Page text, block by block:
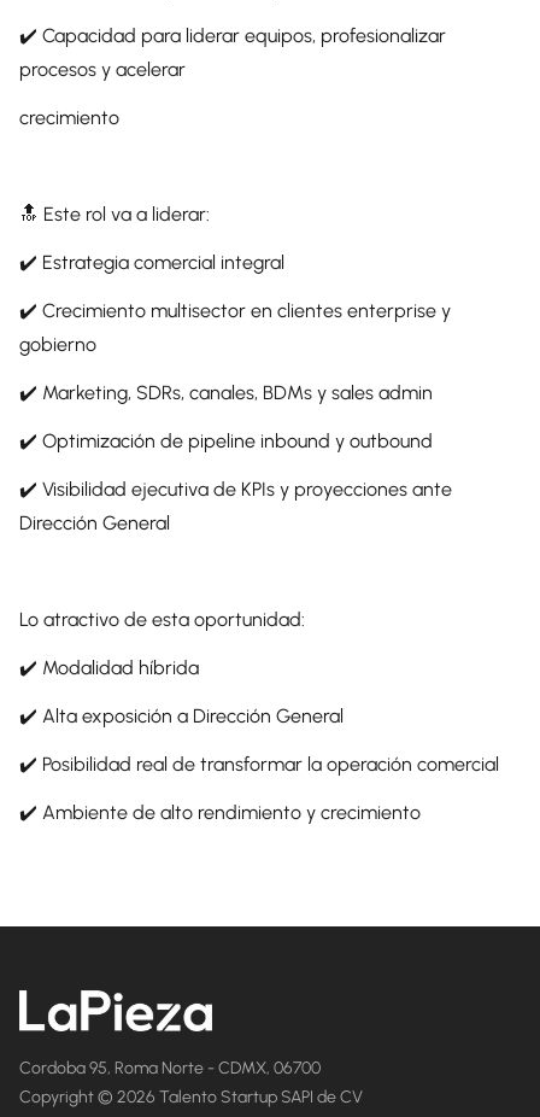
✔️ Capacidad para liderar equipos, profesionalizar
procesos y acelerar
crecimiento
🔝 Este rol va a liderar:
✔️ Estrategia comercial integral
✔️ Crecimiento multisector en clientes enterprise y
gobierno
✔️ Marketing, SDRs, canales, BDMs y sales admin
✔️ Optimización de pipeline inbound y outbound
✔️ Visibilidad ejecutiva de KPIs y proyecciones ante
Dirección General
Lo atractivo de esta oportunidad:
✔️ Modalidad híbrida
✔️ Alta exposición a Dirección General
✔️ Posibilidad real de transformar la operación comercial
✔️ Ambiente de alto rendimiento y crecimiento
Cordoba 95, Roma Norte - CDMX, 06700
Copyright © 2026 Talento Startup SAPI de CV